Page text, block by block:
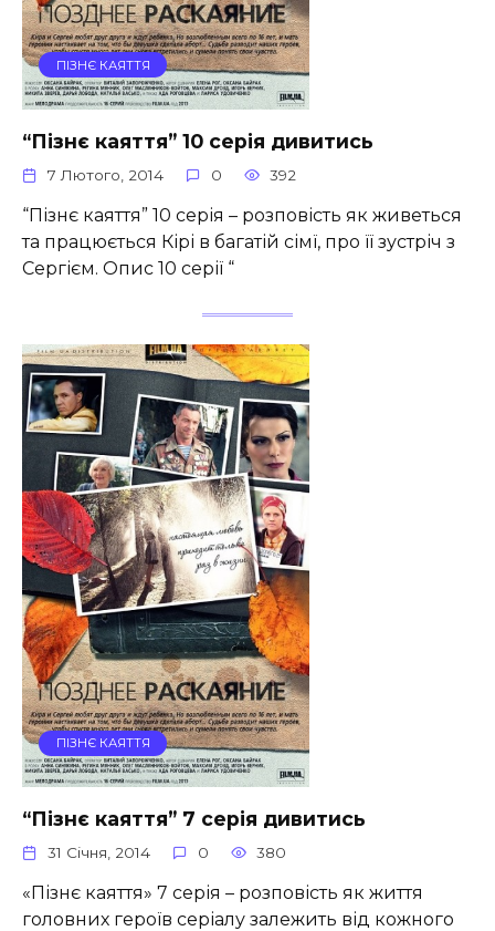
ПІЗНЄ КАЯТТЯ
“Пізнє каяття” 10 серія дивитись
7 Лютого, 2014 0 392
“Пізнє каяття” 10 серія – розповість як живеться
та працюється Кірі в багатій сімї, про її зустріч з
Сергієм. Опис 10 серії “
ПІЗНЄ КАЯТТЯ
“Пізнє каяття” 7 серія дивитись
31 Січня, 2014 0 380
«Пізнє каяття» 7 серія – розповість як життя
головних героїв серіалу залежить від кожного